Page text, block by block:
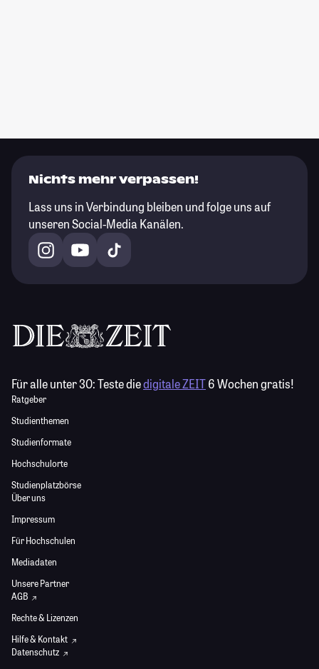
Nichts mehr verpassen!
Lass uns in Verbindung bleiben und folge uns auf
unseren Social-Media Kanälen.
Für alle unter 30:Teste diedigitale ZEIT6 Wochen gratis!
Ratgeber
Studienthemen
Studienformate
Hochschulorte
Studienplatzbörse
Über uns
Impressum
Für Hochschulen
Mediadaten
Unsere Partner
AGB
Rechte & Lizenzen
Hilfe & Kontakt
Datenschutz